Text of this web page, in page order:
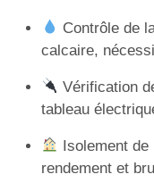
Contrôle de
calcaire,
Vérification
tableau
Isolement de
rendement et